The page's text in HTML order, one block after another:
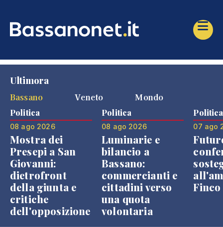
Ultimora
Bassano
Veneto Mondo
Politica
08 ago 2026
Mostra dei
Presepi a San
Giovanni:
dietrofront
della giunta e
critiche
dell'opposizione
Politica
08 ago 2026
Luminarie e
bilancio a
Bassano:
commercianti e
cittadini verso
una quota
volontaria
Politica
07 ago
Finco